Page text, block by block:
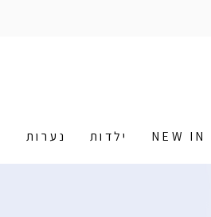
NEW IN ילדות נערות